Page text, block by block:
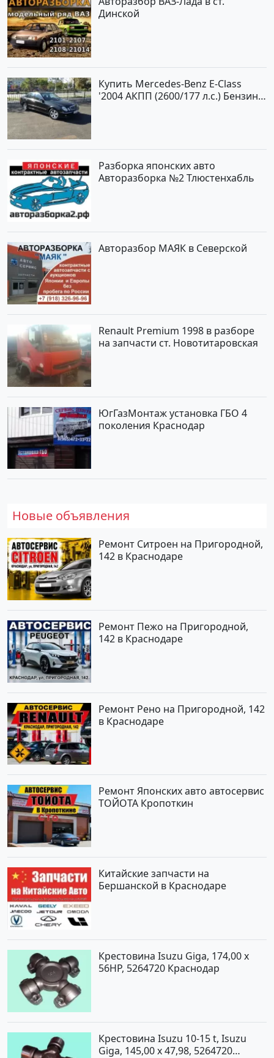
Динской
Купить Mercedes-Benz E-Class
'2004 АКПП (2600/177 л.с.) Бензин
Разборка японских авто
Авторазборка №2 Тлюстенхабль
Авторазбор МАЯК в Северской
Renault Premium 1998 в разборе
на запчасти ст. Новотитаровская
ЮгГазМонтаж установка ГБО 4
поколения Краснодар
Новые объявления
Ремонт Ситроен на Пригородной,
142 в Краснодаре
Ремонт Пежо на Пригородной,
142 в Краснодаре
Ремонт Рено на Пригородной, 142
в Краснодаре
Ремонт Японских авто автосервис
ТОЙОТА Кропоткин
Китайские запчасти на
Бершанской в Краснодаре
Крестовина Isuzu Giga, 174,00 x
56HP, 5264720 Краснодар
Крестовина Isuzu 10-15 t, Isuzu
Giga, 145,00 x 47,98, 5264720